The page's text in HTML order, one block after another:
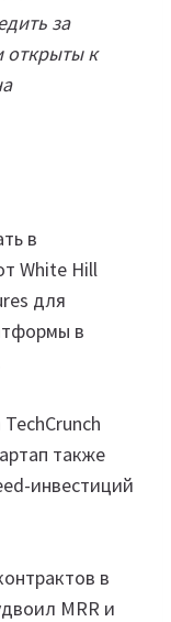
за
открыты к
в
White Hill
для
в
также
инвестиций
в
MRR и